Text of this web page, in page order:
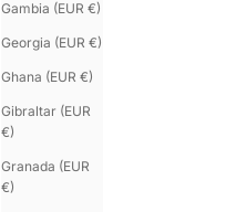
Gambia (EUR €)
Georgia (EUR €)
Ghana (EUR €)
Gibraltar (EUR
€)
Granada (EUR
€)